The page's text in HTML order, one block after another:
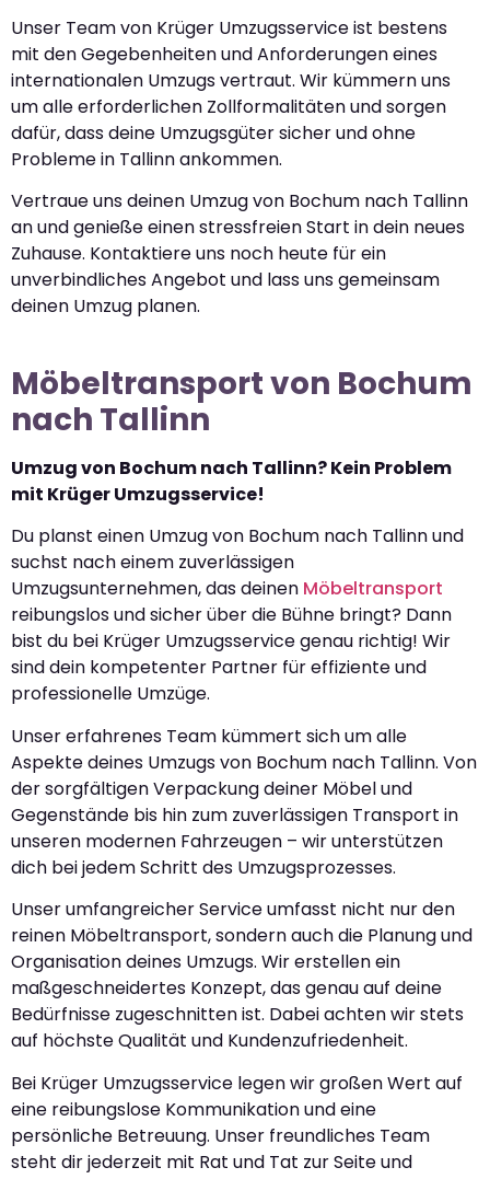
Unser Team von Krüger Umzugsservice ist bestens
mit den Gegebenheiten und Anforderungen eines
internationalen Umzugs vertraut. Wir kümmern uns
um alle erforderlichen Zollformalitäten und sorgen
dafür, dass deine Umzugsgüter sicher und ohne
Probleme in Tallinn ankommen.
Vertraue uns deinen Umzug von Bochum nach Tallinn
an und genieße einen stressfreien Start in dein neues
Zuhause. Kontaktiere uns noch heute für ein
unverbindliches Angebot und lass uns gemeinsam
deinen Umzug planen.
Möbeltransport von Bochum
nach Tallinn
Umzug von Bochum nach Tallinn? Kein Problem
mit Krüger Umzugsservice!
Du planst einen Umzug von Bochum nach Tallinn und
suchst nach einem zuverlässigen
Umzugsunternehmen, das deinen Möbeltransport
reibungslos und sicher über die Bühne bringt? Dann
bist du bei Krüger Umzugsservice genau richtig! Wir
sind dein kompetenter Partner für effiziente und
professionelle Umzüge.
Unser erfahrenes Team kümmert sich um alle
Aspekte deines Umzugs von Bochum nach Tallinn. Von
der sorgfältigen Verpackung deiner Möbel und
Gegenstände bis hin zum zuverlässigen Transport in
unseren modernen Fahrzeugen – wir unterstützen
dich bei jedem Schritt des Umzugsprozesses.
Unser umfangreicher Service umfasst nicht nur den
reinen Möbeltransport, sondern auch die Planung und
Organisation deines Umzugs. Wir erstellen ein
maßgeschneidertes Konzept, das genau auf deine
Bedürfnisse zugeschnitten ist. Dabei achten wir stets
auf höchste Qualität und Kundenzufriedenheit.
Bei Krüger Umzugsservice legen wir großen Wert auf
eine reibungslose Kommunikation und eine
persönliche Betreuung. Unser freundliches Team
steht dir jederzeit mit Rat und Tat zur Seite und